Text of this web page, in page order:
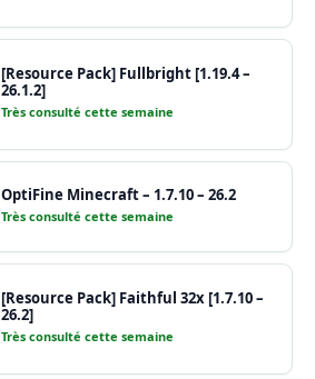
[Resource Pack] Fullbright [1.19.4 –
26.1.2]
Très consulté cette semaine
OptiFine Minecraft – 1.7.10 – 26.2
Très consulté cette semaine
[Resource Pack] Faithful 32x [1.7.10 –
26.2]
Très consulté cette semaine